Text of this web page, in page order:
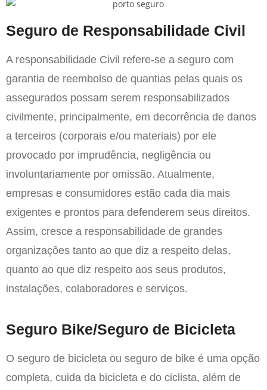
Seguro de Responsabilidade Civil
A responsabilidade Civil refere-se a seguro com
garantia de reembolso de quantias pelas quais os
assegurados possam serem responsabilizados
civilmente, principalmente, em decorrência de danos
a terceiros (corporais e/ou materiais) por ele
provocado por imprudência, negligência ou
involuntariamente por omissão. Atualmente,
empresas e consumidores estão cada dia mais
exigentes e prontos para defenderem seus direitos.
Assim, cresce a responsabilidade de grandes
organizações tanto ao que diz a respeito delas,
quanto ao que diz respeito aos seus produtos,
instalações, colaboradores e serviços.
Seguro Bike/Seguro de Bicicleta
O seguro de bicicleta ou seguro de bike é uma opção
completa, cuida da bicicleta e do ciclista, além de